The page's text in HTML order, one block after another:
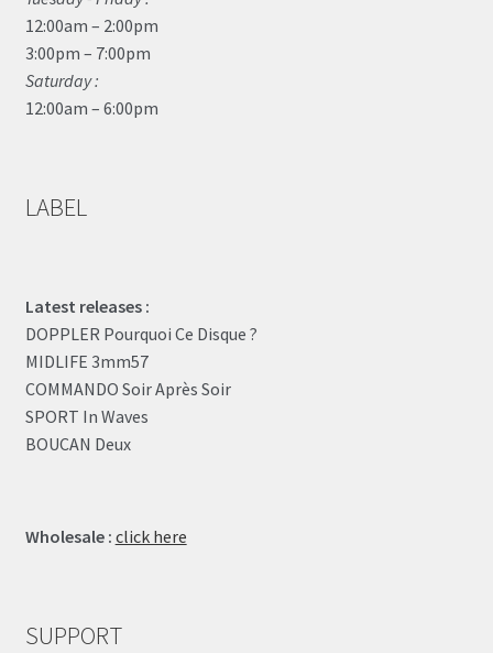
12:00am – 2:00pm
3:00pm – 7:00pm
Saturday :
12:00am – 6:00pm
LABEL
Latest releases :
DOPPLER Pourquoi Ce Disque ?
MIDLIFE 3mm57
COMMANDO Soir Après Soir
SPORT In Waves
BOUCAN Deux
Wholesale : click here
SUPPORT